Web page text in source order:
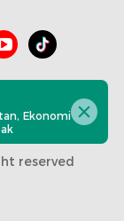
reserved
Ekonomi